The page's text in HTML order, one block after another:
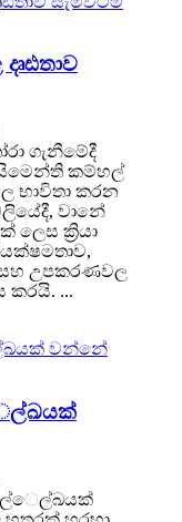
ගැනීමේදී
සිමෙන්ති කම්හල්
භාවිතා කරන
වානේ
ලෙස ක්‍රියා
උපකරණවල
කරයි. ...